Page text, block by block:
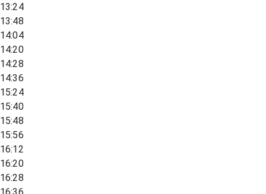
13:24
13:48
14:04
14:20
14:28
14:36
15:24
15:40
15:48
15:56
16:12
16:20
16:28
16:36